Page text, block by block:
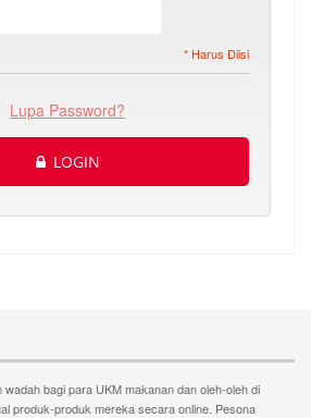
* Harus Diisi
Lupa Password?
LOGIN
bagi para UKM makanan dan oleh-oleh di
produk-produk mereka secara online. Pesona